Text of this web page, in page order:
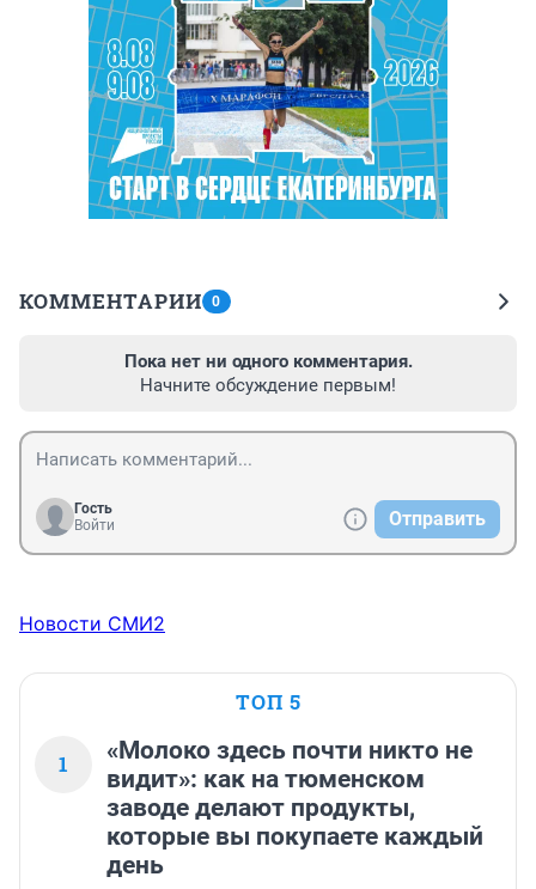
КОММЕНТАРИИ 0
Пока нет ни одного комментария.
Начните обсуждение первым!
Гость
Войти
Отправить
Новости СМИ2
ТОП 5
1
«Молоко здесь почти никто не
видит»: как на тюменском
заводе делают продукты,
которые вы покупаете каждый
день